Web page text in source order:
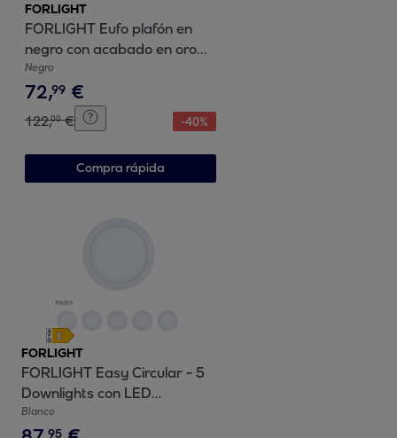
FORLIGHT
FORLIGHT Eufo plafón en
negro con acabado en oro
de 4 luces para bombilla
GU10
Negro
72,99 €
122,00 € -40%
Compra rápida
FORLIGHT
FORLIGHT Easy Circular - 5
Downlights con LED
integrado 3000K para
iluminar hacia abajo ON/OFF
Blanco
95